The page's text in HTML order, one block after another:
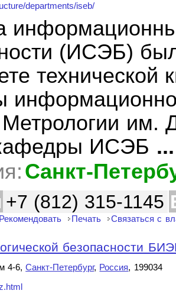
departments/iseb/
(ИСЭБ)
технической
им.
ИСЭБ ...
Санкт-
+7 (812) 315-1145
Рекомендовать Печать Связаться с
безопасности
4-6,Санкт-Петербург, Россия, 199034